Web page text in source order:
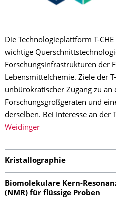
Die Technologieplattform T-
wichtige
Forschungsinfrastrukturen der
Lebensmittelchemie. Ziele der
unbürokratischer Zugang zu an
Forschungsgroßgeräten und
derselben. Bei Interesse an der
Weidinger
Kristallographie
Biomolekulare Kern-
(NMR) für flüssige Proben